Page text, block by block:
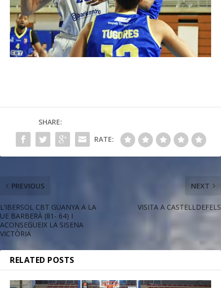
SHARE:
RATE:
PREVIOUS
L’IBERSOL CBT GUANYA A LA
UE BARBERÀ (81- 64) I
ACONSEGUEIX LA SISENA
VICTÒRIA
NEXT
VISITA A CASTELLDEFELS
RELATED POSTS